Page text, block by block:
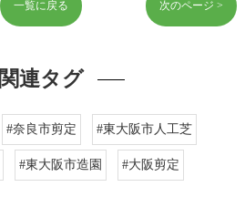
一覧に戻る 次のページ >
関連タグ
#奈良市剪定 #東大阪市人工芝
#東大阪市造園 #大阪剪定